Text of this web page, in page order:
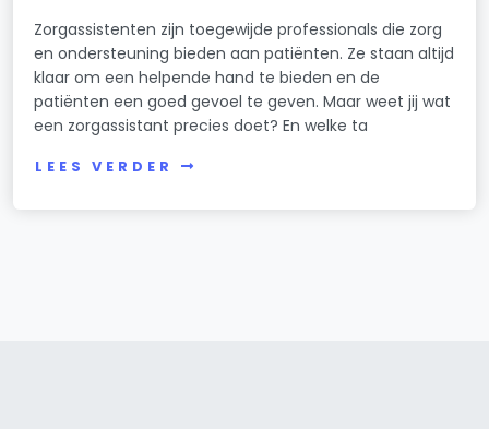
Zorgassistenten zijn toegewijde professionals die zorg
en ondersteuning bieden aan patiënten. Ze staan altijd
klaar om een helpende hand te bieden en de
patiënten een goed gevoel te geven. Maar weet jij wat
een zorgassistant precies doet? En welke ta
LEES VERDER